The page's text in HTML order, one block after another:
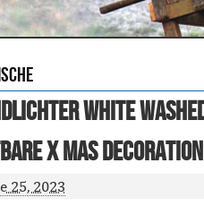
White
X Mas Decoration
25, 2023